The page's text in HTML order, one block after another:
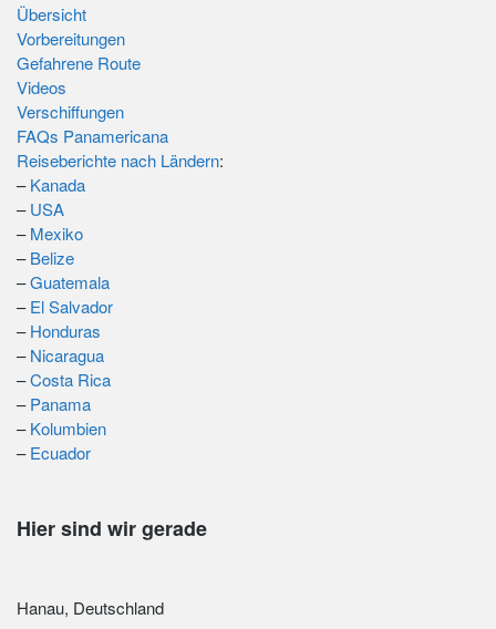
Übersicht
Vorbereitungen
Gefahrene Route
Videos
Verschiffungen
FAQs Panamericana
Reiseberichte nach Ländern:
–Kanada
–USA
–Mexiko
–Belize
–Guatemala
–El Salvador
–Honduras
–Nicaragua
–Costa Rica
–Panama
–Kolumbien
–Ecuador
Hier sind wir gerade
Hanau, Deutschland